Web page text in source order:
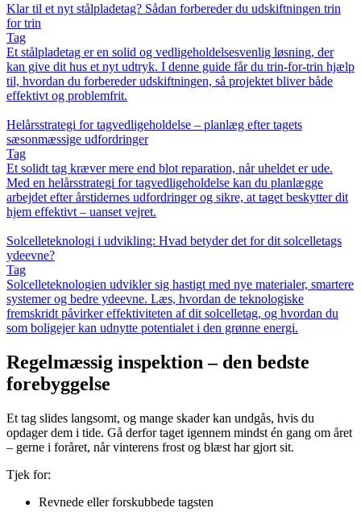
Klar til et nyt stålpladetag? Sådan forbereder du udskiftningen trin
for trin
Tag
Et stålpladetag er en solid og vedligeholdelsesvenlig løsning, der
kan give dit hus et nyt udtryk. I denne guide får du trin-for-trin hjælp
til, hvordan du forbereder udskiftningen, så projektet bliver både
effektivt og problemfrit.
Helårsstrategi for tagvedligeholdelse – planlæg efter tagets
sæsonmæssige udfordringer
Tag
Et solidt tag kræver mere end blot reparation, når uheldet er ude.
Med en helårsstrategi for tagvedligeholdelse kan du planlægge
arbejdet efter årstidernes udfordringer og sikre, at taget beskytter dit
hjem effektivt – uanset vejret.
Solcelleteknologi i udvikling: Hvad betyder det for dit solcelletags
ydeevne?
Tag
Solcelleteknologien udvikler sig hastigt med nye materialer, smartere
systemer og bedre ydeevne. Læs, hvordan de teknologiske
fremskridt påvirker effektiviteten af dit solcelletag, og hvordan du
som boligejer kan udnytte potentialet i den grønne energi.
Regelmæssig inspektion – den bedste
forebyggelse
Et tag slides langsomt, og mange skader kan undgås, hvis du
opdager dem i tide. Gå derfor taget igennem mindst én gang om året
– gerne i foråret, når vinterens frost og blæst har gjort sit.
Tjek for:
Revnede eller forskubbede tagsten